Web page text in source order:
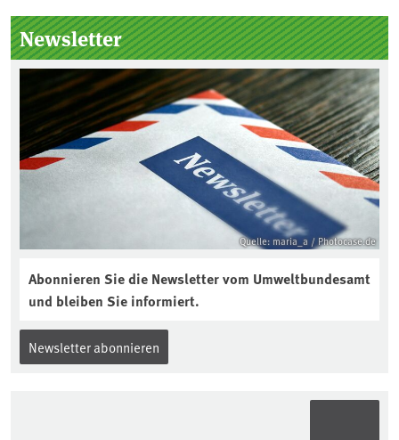
Kuratorium, wie wird der Boden des
Jahres ausgewählt und was passiert
eigentlich während eines solchen
Bodenjahres? Infos dazu gibt es im
aktuellen Podcast „Soilcast“. Jetzt
reinhören:
https://soilcast.de/interview/sc202-
interview-die-kuer-der-krume/
Newsletter
Quelle: maria_a / Photocase.de
Abonnieren Sie die Newsletter vom Umweltbundesamt
und bleiben Sie informiert.
Newsletter abonnieren